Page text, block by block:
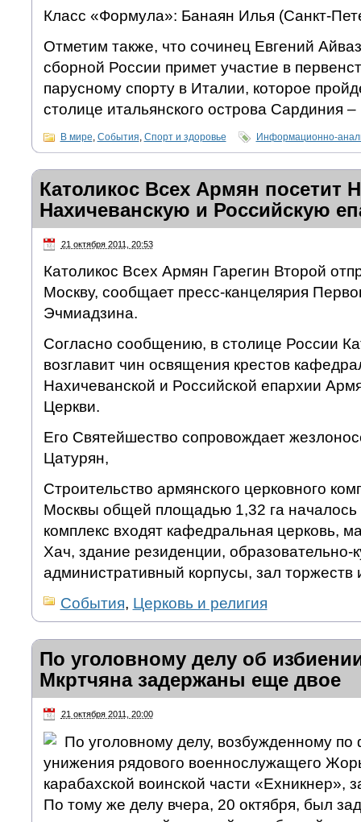
Класс «Формула»: Банаян Илья (Санкт-
Отметим также, что сочинец Евгений
сборной России примет участие в
парусному спорту в Италии, которое
столице итальянского острова Сардиния
В мире События Спорт и здоровье Информационно-
Католикос Всех Армян посетит
Нахичеванскую и Российскую
21 октября 2011, 20:53
Католикос Всех Армян Гарегин Второй
Москву, сообщает пресс-канцелярия
Эчмиадзина.
Согласно сообщению, в столице России
возглавит чин освящения крестов
Нахичеванской и Российской епархии
Церкви.
Его Святейшество сопровождает
Цатурян,
Строительство армянского церковного
Москвы общей площадью 1,32 га началось
комплекс входят кафедральная церковь,
Хач, здание резиденции, образовательно-
административный корпусы, зал торжеств
События, Церковь и религия
По уголовному делу об
Мкртчяна задержаны еще двое
21 октября 2011, 20:00
По уголовному делу, возбужденному по
унижения рядового военнослужащего
карабахской воинской части «Ехникнер»,
По тому же делу вчера, 20 октября, был